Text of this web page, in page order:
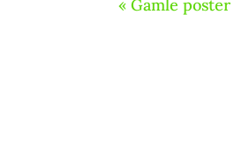
« Gamle poster